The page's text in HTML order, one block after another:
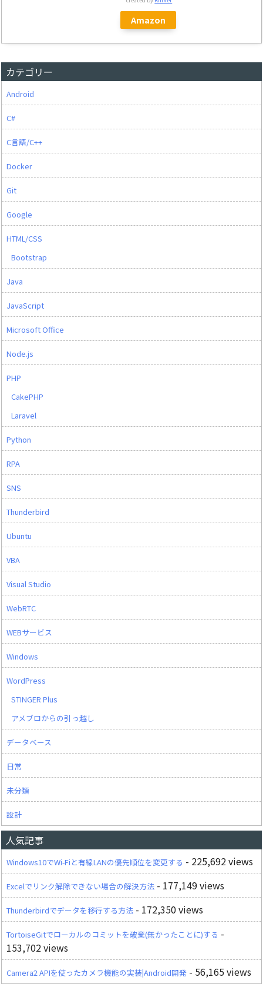
Amazon
カテゴリー
Android
C#
C言語/C++
Docker
Git
Google
HTML/CSS
Bootstrap
Java
JavaScript
Microsoft Office
Node.js
PHP
CakePHP
Laravel
Python
RPA
SNS
Thunderbird
Ubuntu
VBA
Visual Studio
WebRTC
WEBサービス
Windows
WordPress
STINGER Plus
アメブロからの引っ越し
データベース
日常
未分類
設計
人気記事
Windows10でWi-Fiと有線LANの優先順位を変更する - 225,692 views
Excelでリンク解除できない場合の解決方法 - 177,149 views
Thunderbirdでデータを移行する方法 - 172,350 views
TortoiseGitでローカルのコミットを破棄(無かったことに)する -
153,702 views
Camera2 APIを使ったカメラ機能の実装|Android開発 - 56,165 views